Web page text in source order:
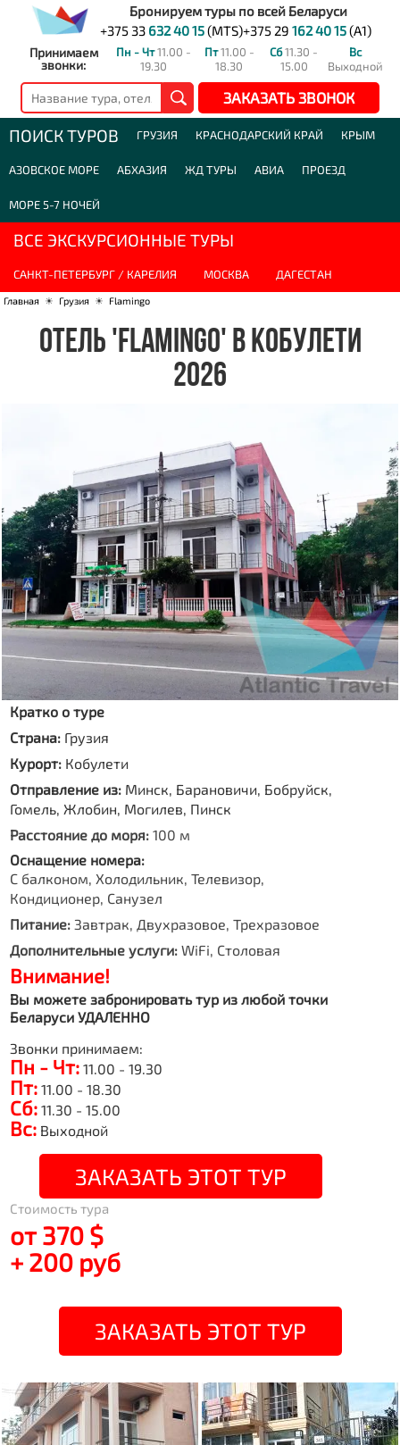
Бронируем туры по всей Беларуси
+375 33 632 40 15(MTS)+375 29 162 40 15(A1)
Принимаем
звонки:
Пн - Чт11.00 -
19.30
Пт11.00 -
18.30
Сб11.30 -
15.00
Вс
Выходной
ЗАКАЗАТЬ ЗВОНОК
ПОИСК ТУРОВ ГРУЗИЯ КРАСНОДАРСКИЙ КРАЙ КРЫМ
АЗОВСКОЕ МОРЕ АБХАЗИЯ ЖД ТУРЫ АВИА ПРОЕЗД
МОРЕ 5-7 НОЧЕЙ
ВСЕ ЭКСКУРСИОННЫЕ ТУРЫ
САНКТ-ПЕТЕРБУРГ / КАРЕЛИЯ МОСКВА ДАГЕСТАН
Главная ☀ Грузия ☀ Flamingo
ОТЕЛЬ 'FLAMINGO' В КОБУЛЕТИ
2026
Кратко о туре
Страна: Грузия
Курорт: Кобулети
Отправление из: Минск, Барановичи, Бобруйск,
Гомель, Жлобин, Могилев, Пинск
Расстояние до моря: 100 м
Оснащение номера:
С балконом, Холодильник, Телевизор,
Кондиционер, Санузел
Питание: Завтрак, Двухразовое, Трехразовое
Дополнительные услуги: WiFi, Столовая
Внимание!
Вы можете забронировать тур из любой точки
Беларуси УДАЛЕННО
Звонки принимаем:
Пн - Чт: 11.00 - 19.30
Пт: 11.00 - 18.30
Сб: 11.30 - 15.00
Вс: Выходной
ЗАКАЗАТЬ ЭТОТ ТУР
Стоимость тура
от 370 $
+ 200 руб
ЗАКАЗАТЬ ЭТОТ ТУР